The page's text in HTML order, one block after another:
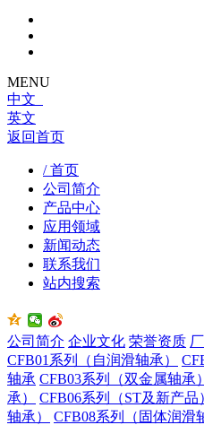
MENU
中文
英文
返回首页
/ 首页
公司简介
产品中心
应用领域
新闻动态
联系我们
站内搜索
公司简介 企业文化 荣誉资质
CFB01系列（自润滑轴承）
轴承 CFB03系列（双金属轴承）
承）
CFB06系列（ST及新产品
轴承）
CFB08系列（固体润滑